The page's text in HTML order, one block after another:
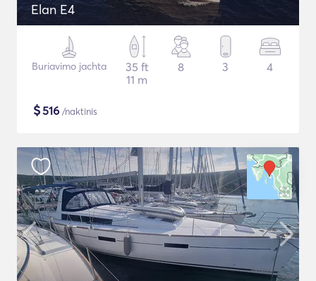
Elan E4
Buriavimo jachta
35 ft
11 m
8 3 4
$516 /naktinis